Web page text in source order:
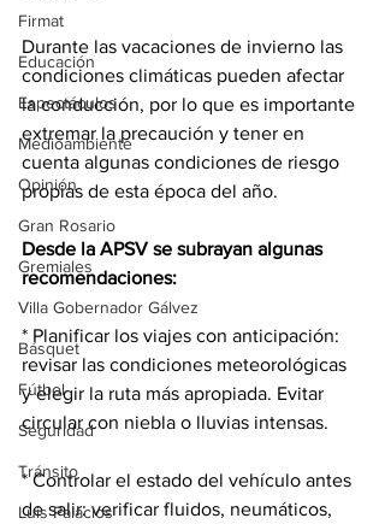
Firmat
Educación
Espectáculos
Medioambiente
Opinión
Gran Rosario
Gremiales
Villa Gobernador Gálvez
Básquet
Fútbol
Seguridad
Tránsito
Luis Palacios
Durante las vacaciones de invierno las
condiciones climáticas pueden afectar
la conducción, por lo que es importante
extremar la precaución y tener en
cuenta algunas condiciones de riesgo
propias de esta época del año.
Desde la APSV se subrayan algunas
recomendaciones:
* Planificar los viajes con anticipación:
revisar las condiciones meteorológicas
y elegir la ruta más apropiada. Evitar
circular con niebla o lluvias intensas.
* Controlar el estado del vehículo antes
de salir: verificar fluidos, neumáticos,